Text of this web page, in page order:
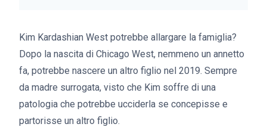
Kim Kardashian West potrebbe allargare la famiglia?
Dopo la nascita di Chicago West, nemmeno un annetto
fa, potrebbe nascere un altro figlio nel 2019. Sempre
da madre surrogata, visto che Kim soffre di una
patologia che potrebbe ucciderla se concepisse e
partorisse un altro figlio.